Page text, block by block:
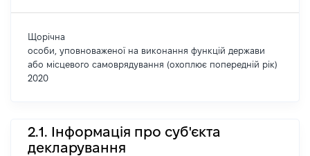
Щорічна
особи, уповноваженої на виконання функцій держави
або місцевого самоврядування (охоплює попередній рік)
2020
2.1. Інформація про суб'єкта
декларування